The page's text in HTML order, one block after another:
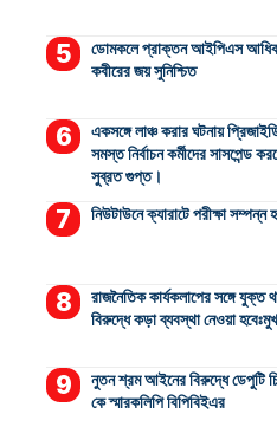
ডোমকলে প্রাক্তন আইপিএস
কবীরের জয় সুনিশ্চিত
একসঙ্গে লাঞ্চ করার ঘটনায়
সমস্ত নির্বাচন কর্মীদের সাসপেন্ড
সুব্রত গুপ্ত।
নিউটাউনে ক্যারাটে পরীক্ষা সম্পন্ন
রাজনৈতিক কার্যকলাপের সঙ্গে যুক্ত
বিরুদ্ধে কড়া ব্যবস্থা নেওয়া
নুতন শ্রম আইনের বিরুদ্ধে ডেপুটি
কে স্মারকলিপি বিপিবিইএর